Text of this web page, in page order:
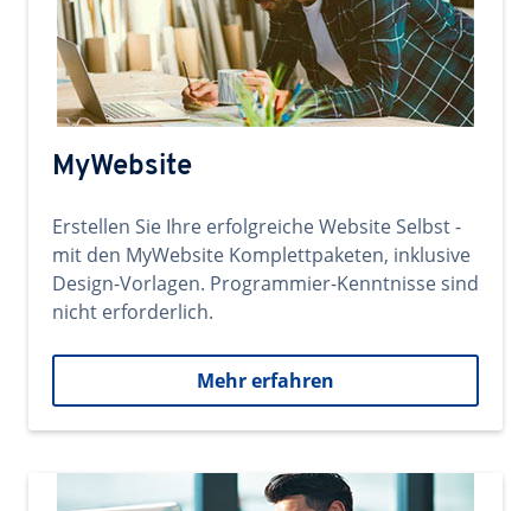
MyWebsite
Erstellen Sie Ihre erfolgreiche Website Selbst -
mit den MyWebsite Komplettpaketen, inklusive
Design-Vorlagen. Programmier-Kenntnisse sind
nicht erforderlich.
Mehr erfahren